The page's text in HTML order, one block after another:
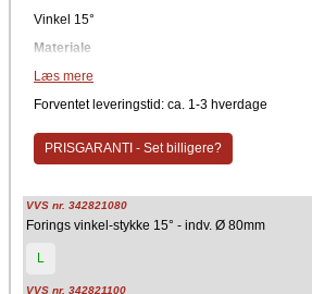
Vinkel 15°
Materiale
Stål
Producent
Kierulff A/S - Metalbestos
Læs mere
Forventet leveringstid: ca. 1-3 hverdage
PRISGARANTI - Set billigere?
VVS nr. 342821080
Forings vinkel-stykke 15° - indv. Ø 80mm
L
VVS nr. 342821100